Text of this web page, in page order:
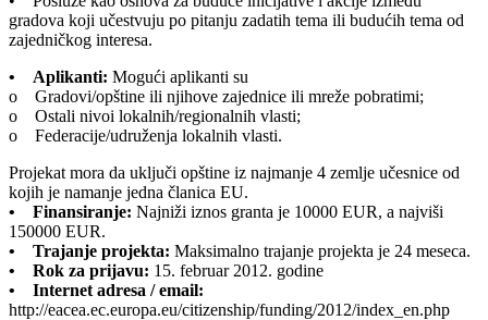
gradova koji učestvuju po pitanju zadatih tema ili budućih tema od
zajedničkog interesa.
• Aplikanti: Mogući aplikanti su
o Gradovi/opštine ili njihove zajednice ili mreže pobratimi;
o Ostali nivoi lokalnih/regionalnih vlasti;
o Federacije/udruženja lokalnih vlasti.
Projekat mora da uključi opštine iz najmanje 4 zemlje učesnice od
kojih je namanje jedna članica EU.
• Finansiranje: Najniži iznos granta je 10000 EUR, a najviši
150000 EUR.
• Trajanje projekta: Maksimalno trajanje projekta je 24 meseca.
• Rok za prijavu: 15. februar 2012. godine
• Internet adresa / email:
http://eacea.ec.europa.eu/citizenship/funding/2012/index_en.php